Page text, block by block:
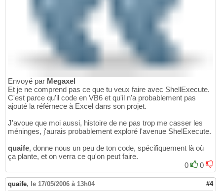
Envoyé par Megaxel
Et je ne comprend pas ce que tu veux faire avec ShellExecute.
C'est parce qu'il code en VB6 et qu'il n'a probablement pas
ajouté la référnece à Excel dans son projet.
J'avoue que moi aussi, histoire de ne pas trop me casser les
méninges, j'aurais probablement exploré l'avenue ShelExecute.
quaife, donne nous un peu de ton code, spécifiquement là où
ça plante, et on verra ce qu'on peut faire.
0
0
quaife, le 17/05/2006 à 13h04 #4